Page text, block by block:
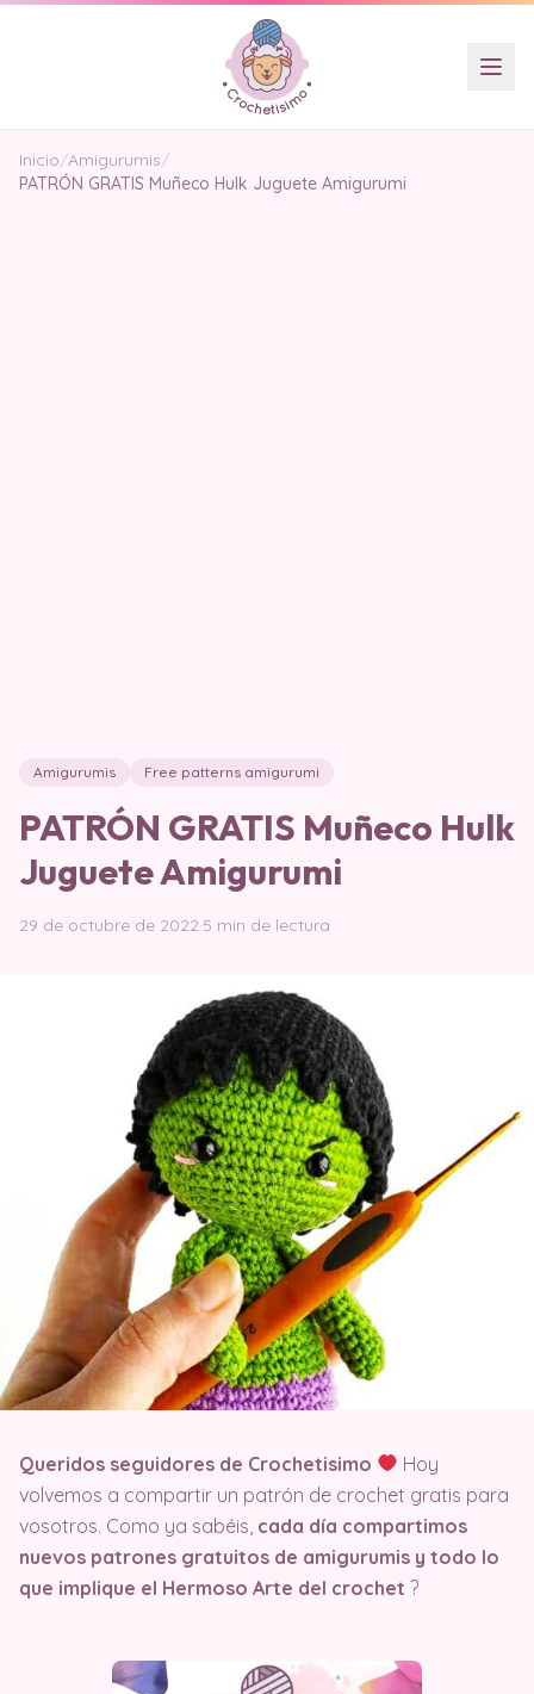
Inicio/Amigurumis/
PATRÓN GRATIS Muñeco Hulk Juguete Amigurumi
Amigurumis Free patterns amigurumi
PATRÓN GRATIS Muñeco Hulk
Juguete Amigurumi
29 de octubre de 2022·5 min de lectura
Queridos seguidores de Crochetisimo
Hoy
volvemos a compartir un patrón de crochet gratis para
vosotros. Como ya sabéis, cada día compartimos
nuevos patrones gratuitos de amigurumis y todo lo
que implique el Hermoso Arte del crochet ?